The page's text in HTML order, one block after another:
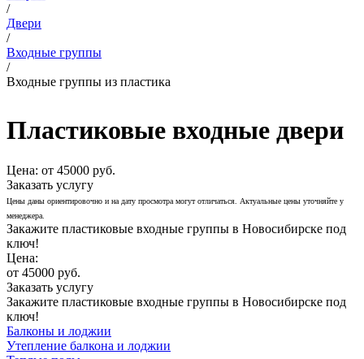
/
Двери
/
Входные группы
/
Входные группы из пластика
Пластиковые входные двери
Цена: от 45000 руб.
Заказать услугу
Цены даны ориентировочно и на дату просмотра могут отличаться. Актуальные цены уточняйте у
менеджера.
Закажите пластиковые входные группы в Новосибирске под
ключ!
Цена:
от 45000 руб.
Заказать услугу
Закажите пластиковые входные группы в Новосибирске под
ключ!
Балконы и лоджии
Утепление балкона и лоджии